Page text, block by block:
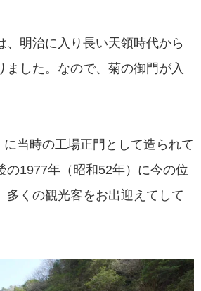
、明治に入り長い天領時代から
ました。なので、菊の御門が入
当時の工場正門として造られて
の1977年（昭和52年）に今の位
多くの観光客をお出迎えてして